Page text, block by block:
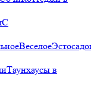
С
Веселое
Таунхаусы в